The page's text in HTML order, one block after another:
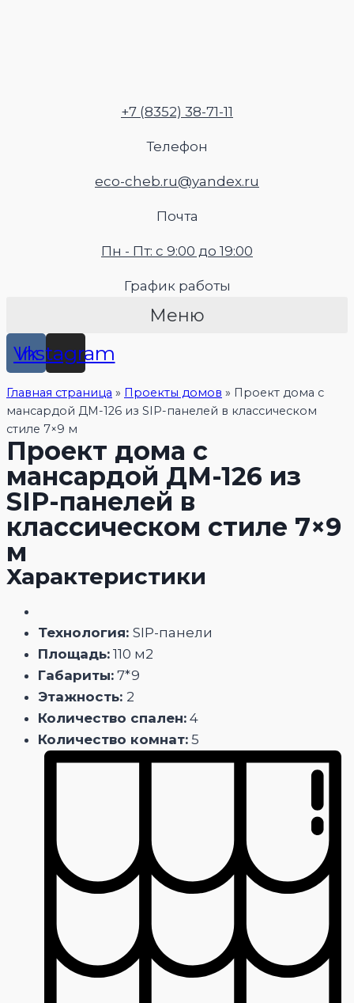
+7 (8352) 38-71-11
Телефон
eco-cheb.ru@yandex.ru
Почта
Пн - Пт: с 9:00 до 19:00
График работы
Меню
Vk
Instagram
Главная страница » Проекты домов » Проект дома с
мансардой ДМ-126 из SIP-панелей в классическом
стиле 7×9 м
Проект дома с
мансардой ДМ-126 из
SIP-панелей в
классическом стиле 7×9
м
Характеристики
Технология: SIP-панели
Площадь: 110 м2
Габариты: 7*9
Этажность: 2
Количество спален: 4
Количество комнат: 5